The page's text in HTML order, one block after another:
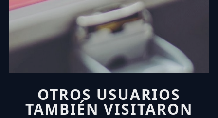
OTROS USUARIOS
TAMBIÉN VISITARON